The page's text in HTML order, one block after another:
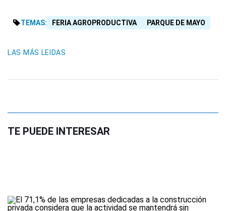
TEMAS: FERIA AGROPRODUCTIVA PARQUE DE MAYO
LAS MÁS LEIDAS
TE PUEDE INTERESAR